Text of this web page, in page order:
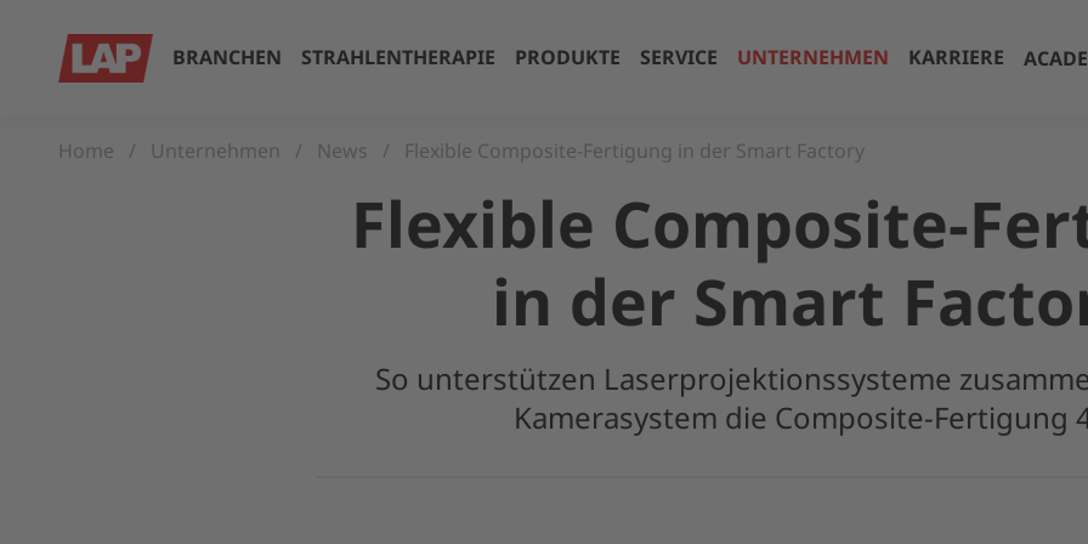
BRANCHEN STRAHLENTHERAPIE PRODUKTE SERVICE UNTERNEHMEN KARRIERE
Home Unternehmen News Flexible Composite-Fertigung in der Smart Factory
Flexible Composite-
in der Smart
So unterstützen Laserprojektionssysteme
Kamerasystem die Composite-Fertigung